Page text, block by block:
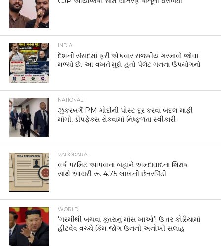
INDIA
દેશની સંસદમાં ફરી એકવાર રાજકીય ગરમાવો જોવા
મળ્યો છે. આ વખતે મુદ્દો હતો પેલેટ ગનના ઉપયોગનો
NATIONAL
ઝુકરબર્ગે PM મોદીની પોસ્ટ દૂર કરવા બદલ માફી
માંગી, ડીપફેક્સ રોકવામાં નિષ્ફળતા સ્વીકારી
VADODARA
વર્ક પરમિટ આપવાના બહાને અમદાવાદના શિક્ષક
સાથે આચરી રૂ. 4.75 લાખની છેતરપિંડી
WORLD
‘ગરમીથી બચવા કૂતરાનું માંસ ખાઓ’! ઉત્તર કોરિયામાં
હીટવેવ વચ્ચે કિમ જોંગ ઉનની અનોખી સલાહ